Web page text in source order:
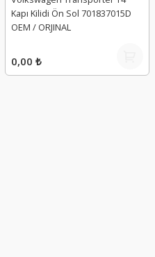
Kapı Kilidi Ön Sol 701837015D
OEM / ORJINAL
0,00 ₺